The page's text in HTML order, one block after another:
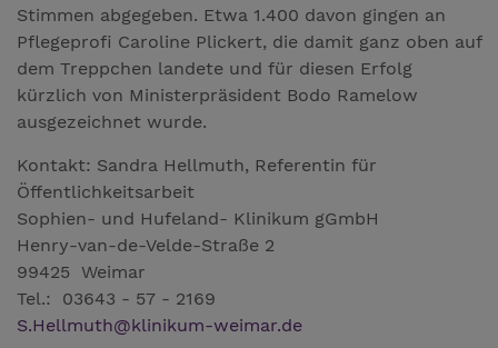
Stimmen abgegeben. Etwa 1.400 davon gingen an
Pflegeprofi Caroline Plickert, die damit ganz oben auf
dem Treppchen landete und für diesen Erfolg
kürzlich von Ministerpräsident Bodo Ramelow
ausgezeichnet wurde.
Kontakt: Sandra Hellmuth, Referentin für
Öffentlichkeitsarbeit
Sophien- und Hufeland- Klinikum gGmbH
Henry-van-de-Velde-Straße 2
99425 Weimar
Tel.: 03643 - 57 - 2169
S.Hellmuth@klinikum-weimar.de